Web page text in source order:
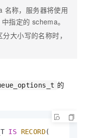
名称，服务器将使用
中指定的 schema。
大小写的名称时，
的
IS RECORD(